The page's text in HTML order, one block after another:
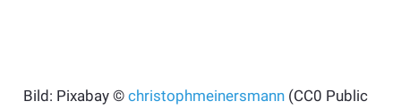
Bild: Pixabay © christophmeinersmann(CC0 Public